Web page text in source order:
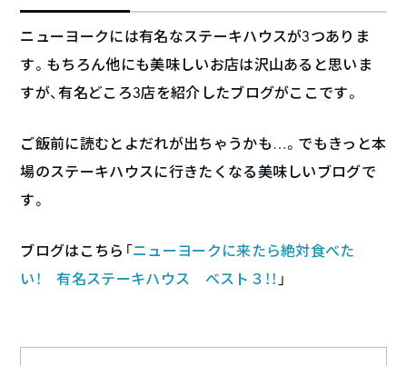
ニューヨークには有名なステーキハウスが3つありま
す。もちろん他にも美味しいお店は沢山あると思いま
すが、有名どころ3店を紹介したブログがここです。
ご飯前に読むとよだれが出ちゃうかも…。でもきっと本
場のステーキハウスに行きたくなる美味しいブログで
す。
ブログはこちら「ニューヨークに来たら絶対食べた
い！ 有名ステーキハウス ベスト３！！ 」